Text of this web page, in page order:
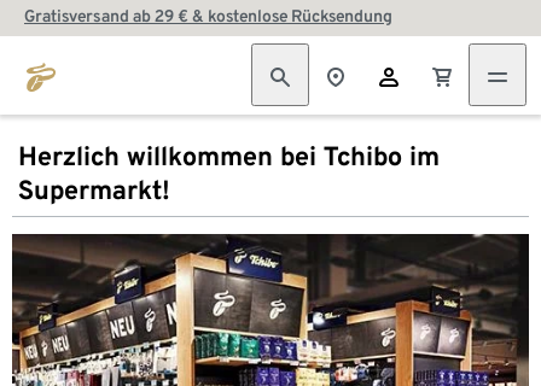
Gratisversand ab 29 € & kostenlose Rücksendung
Herzlich willkommen bei Tchibo im
Supermarkt!